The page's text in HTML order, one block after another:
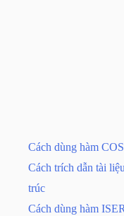
Cách dùng hàm
Cách trích dẫn tài
trúc
Cách dùng hàm